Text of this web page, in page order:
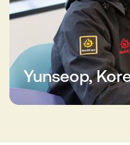
Yunseop,